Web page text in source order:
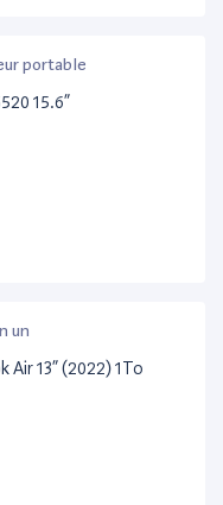
portable
15.6”
un
Air 13” (2022) 1To